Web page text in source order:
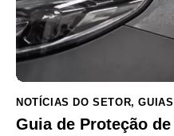
NOTÍCIAS DO SETOR,
Guia de Proteção